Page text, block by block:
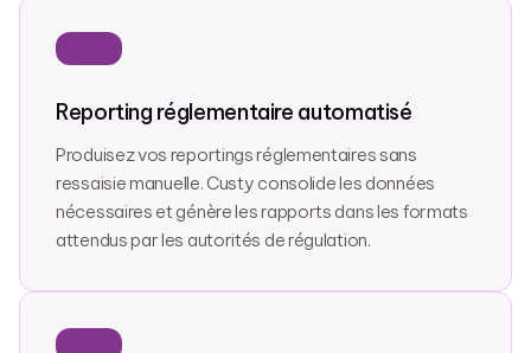
Reporting réglementaire automatisé
Produisez vos reportings réglementaires sans
ressaisie manuelle. Custy consolide les données
nécessaires et génère les rapports dans les formats
attendus par les autorités de régulation.